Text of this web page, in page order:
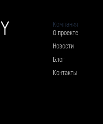
Компания
О проекте
Новости
Блог
Контакты